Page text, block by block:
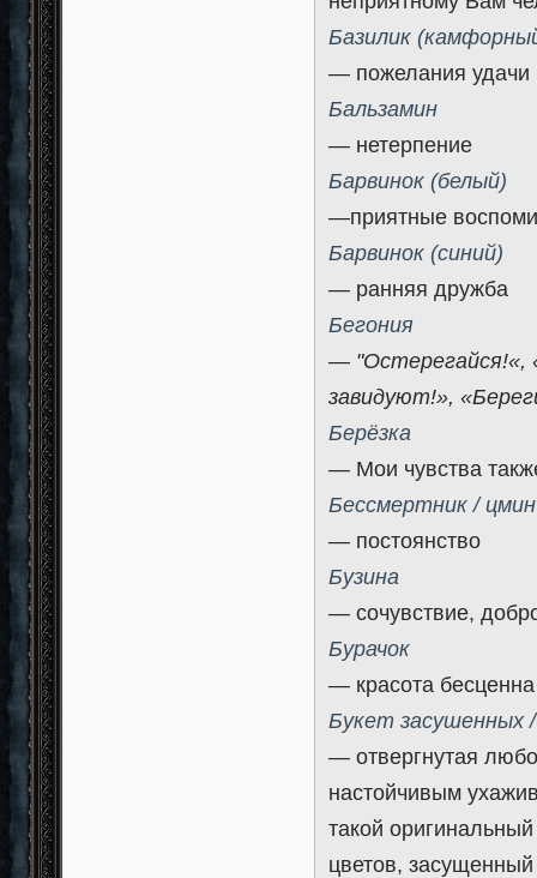
Базилик
— пожелания удачи
Бальзамин
— нетерпение
Барвинок (белый)
—приятные
Барвинок (синий)
— ранняя дружба
Бегония
— "Остерегайся!«,
завидуют!»,
Берёзка
— Мои чувства
Бессмертник / цмин
— постоянство
Бузина
— сочувствие,
Бурачок
— красота бесценна
Букет засушенных
— отвергнутая
настойчивым
такой
цветов, засущенный